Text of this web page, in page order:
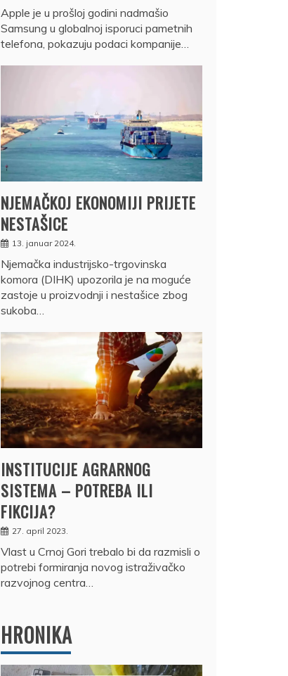
Apple je u prošloj godini nadmašio
Samsung u globalnoj isporuci pametnih
telefona, pokazuju podaci kompanije…
NJEMAČKOJ EKONOMIJI PRIJETE
NESTAŠICE
13. januar 2024.
Njemačka industrijsko-trgovinska
komora (DIHK) upozorila je na moguće
zastoje u proizvodnji i nestašice zbog
sukoba…
INSTITUCIJE AGRARNOG
SISTEMA – POTREBA ILI
FIKCIJA?
27. april 2023.
Vlast u Crnoj Gori trebalo bi da razmisli o
potrebi formiranja novog istraživačko
razvojnog centra…
HRONIKA